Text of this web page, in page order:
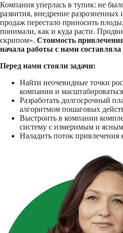
Компания уперлась в тупик: не
развития, внедрение
продаж перестало приносить
понимали, как и куда расти.
скрипом». Стоимость
начала работы с нами составляла
Перед нами стояли задачи:
Найти неочевидные точки
компании и
Разработать долгосрочный
алгоритмом пошаговых
Выстроить в компании
систему с измеримым и ясным
Наладить поток привлечения